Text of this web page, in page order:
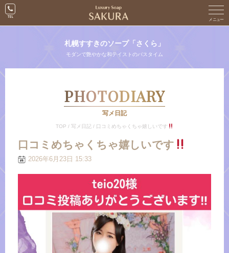
札幌すすきのソープ「さくら」
モダンで艶やかな和テイストのバスタイム
PHOTODIARY
写メ日記
TOP / 写メ日記 / 口コミめちゃくちゃ嬉しいです
口コミめちゃくちゃ嬉しいです
2026年6月23日 15:33